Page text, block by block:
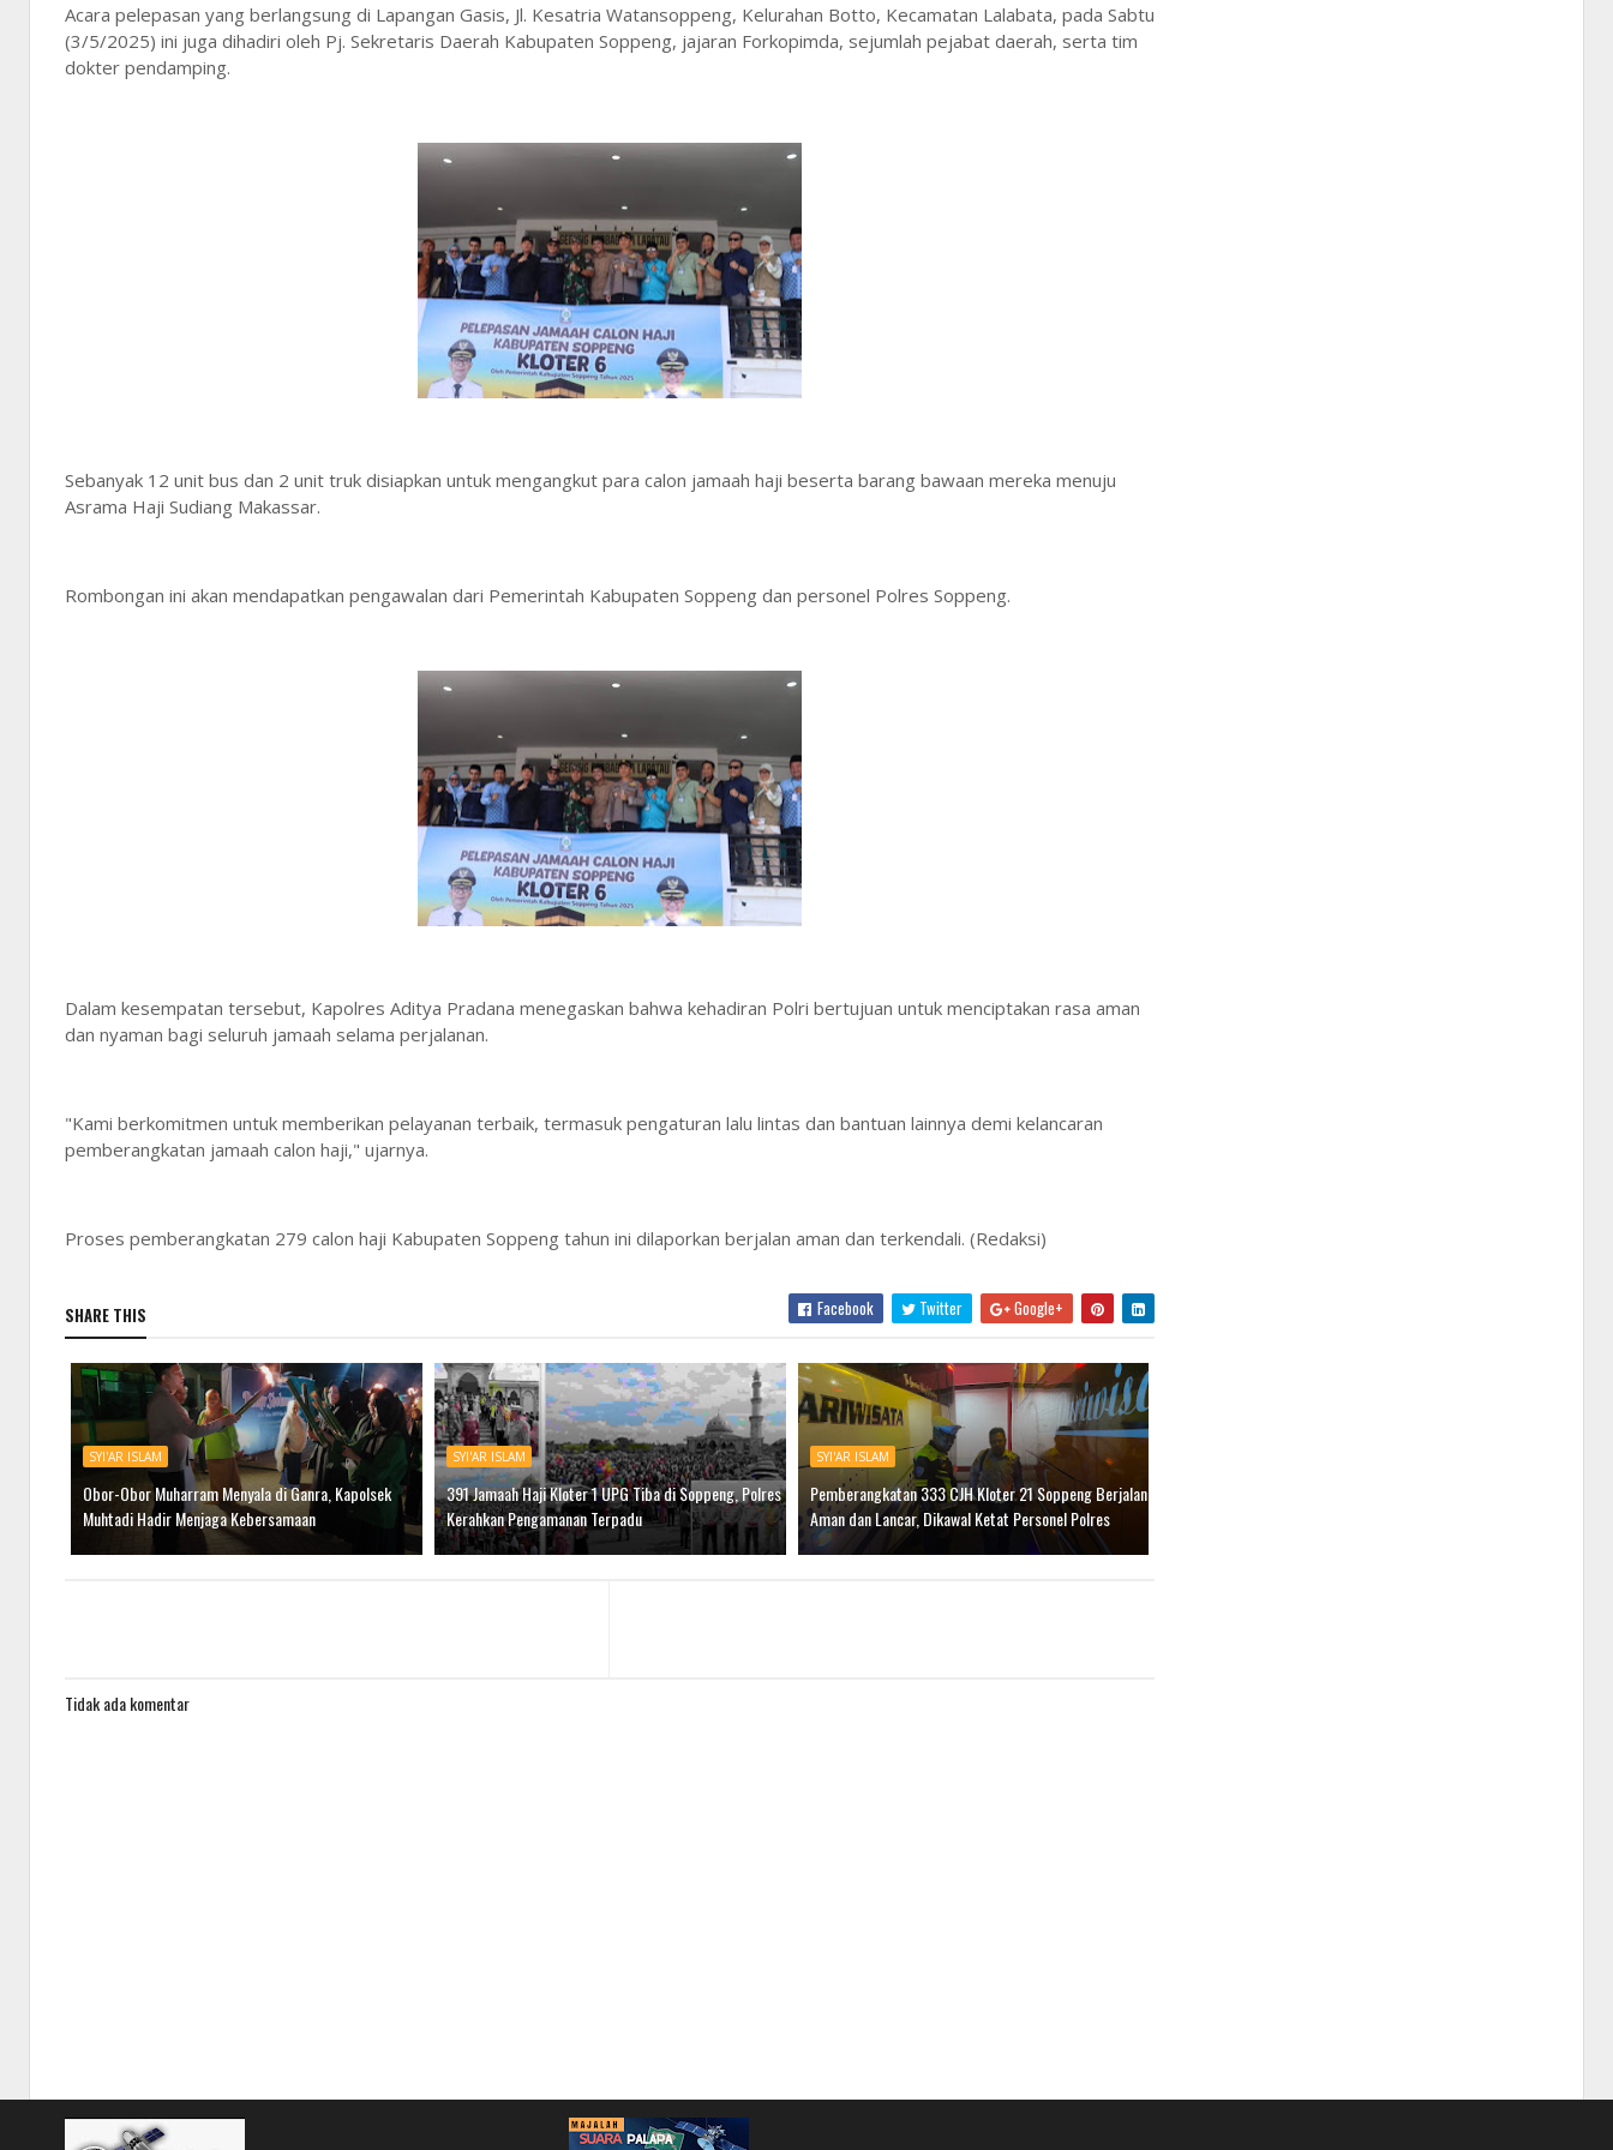
Acara pelepasan yang berlangsung di Lapangan Gasis, Jl. Kesatria Watansoppeng, Kelurahan Botto, Kecamatan Lalabata, pada Sabtu
(3/5/2025) ini juga dihadiri oleh Pj. Sekretaris Daerah Kabupaten Soppeng, jajaran Forkopimda, sejumlah pejabat daerah, serta tim
dokter pendamping.
Sebanyak 12 unit bus dan 2 unit truk disiapkan untuk mengangkut para calon jamaah haji beserta barang bawaan mereka menuju
Asrama Haji Sudiang Makassar.
Rombongan ini akan mendapatkan pengawalan dari Pemerintah Kabupaten Soppeng dan personel Polres Soppeng.
Dalam kesempatan tersebut, Kapolres Aditya Pradana menegaskan bahwa kehadiran Polri bertujuan untuk menciptakan rasa aman
dan nyaman bagi seluruh jamaah selama perjalanan.
"Kami berkomitmen untuk memberikan pelayanan terbaik, termasuk pengaturan lalu lintas dan bantuan lainnya demi kelancaran
pemberangkatan jamaah calon haji," ujarnya.
Proses pemberangkatan 279 calon haji Kabupaten Soppeng tahun ini dilaporkan berjalan aman dan terkendali. (Redaksi)
SHARE THIS Facebook Twitter Google+
SYI'AR ISLAM
Obor-Obor Muharram Menyala di Ganra, Kapolsek
Muhtadi Hadir Menjaga Kebersamaan
SYI'AR ISLAM
391 Jamaah Haji Kloter 1 UPG Tiba di Soppeng, Polres
Kerahkan Pengamanan Terpadu
SYI'AR ISLAM
Pemberangkatan 333 CJH Kloter 21 Soppeng Berjalan
Aman dan Lancar, Dikawal Ketat Personel Polres
Tidak ada komentar